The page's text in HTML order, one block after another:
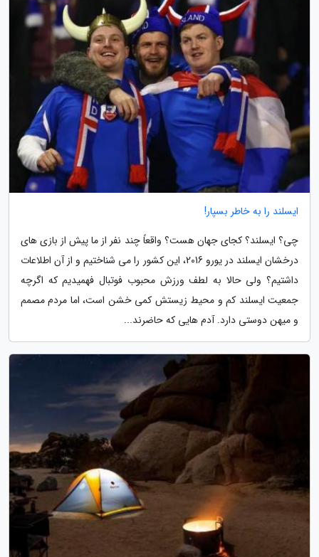
ایسلند را به خاطر بسپار!
چی؟ ایسلند؟ کجای جهان هست؟ واقعاً چند نفر از ما پیش از بازی های
درخشان ایسلند در یورو 2016، این کشور را می شناختیم و از آن اطلاعات
داشتیم؟ ولی حالا به لطف ورزش محبوب فوتبال فهمیدیم که اگرچه
جمعیت ایسلند کم و محیط زیستش کمی خشن است، اما مردم مصمم
و میهن دوستی دارد. آدم هایی که حاضرند...